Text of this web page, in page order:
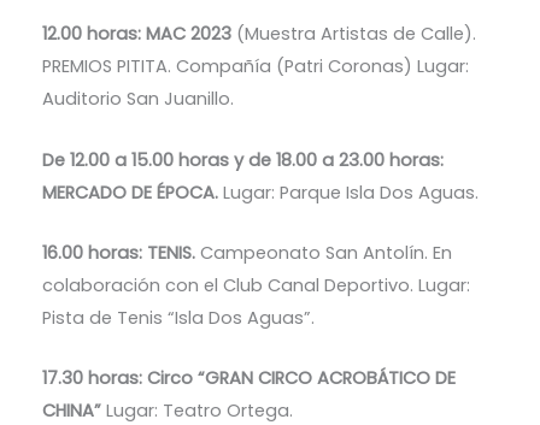
12.00 horas: MAC 2023(Muestra Artistas de Calle).
PREMIOS PITITA. Compañía (Patri Coronas) Lugar:
Auditorio San Juanillo.
De 12.00 a 15.00 horas y de 18.00 a 23.00 horas:
MERCADO DE ÉPOCA.Lugar: Parque Isla Dos Aguas.
16.00 horas: TENIS.Campeonato San Antolín. En
colaboración con el Club Canal Deportivo. Lugar:
Pista de Tenis “Isla Dos Aguas”.
17.30 horas: Circo “GRAN CIRCO ACROBÁTICO DE
CHINA”Lugar: Teatro Ortega.